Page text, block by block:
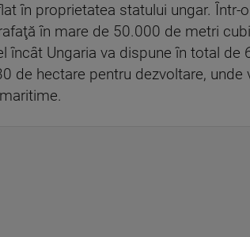
în proprietatea statului ungar. Într-
în mare de 50.000 de metri
Ungaria va dispune în total de
de hectare pentru dezvoltare,